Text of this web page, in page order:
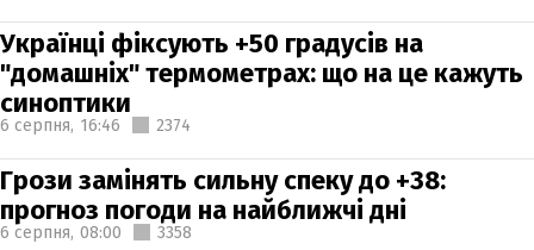
Українці фіксують +50 градусів на
"домашніх" термометрах: що на це кажуть
синоптики
6 серпня, 16:46 2374
Грози замінять сильну спеку до +38:
прогноз погоди на найближчі дні
6 серпня, 08:00 3358